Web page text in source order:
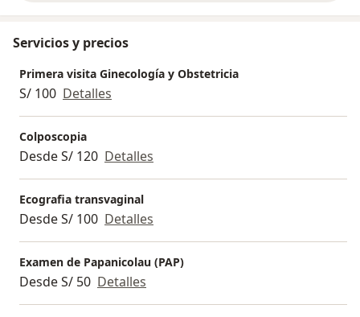
Servicios y precios
Primera visita Ginecología y Obstetricia
S/ 100 Detalles
Colposcopia
Desde S/ 120 Detalles
Ecografia transvaginal
Desde S/ 100 Detalles
Examen de Papanicolau (PAP)
Desde S/ 50 Detalles